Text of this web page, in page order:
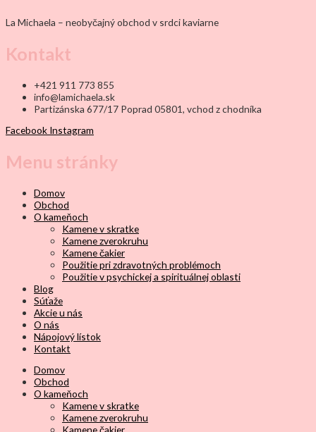
La Michaela – neobyčajný obchod v srdci kaviarne
Kontakt
+421 911 773 855
info@lamichaela.sk
Partizánska 677/17 Poprad 05801, vchod z chodníka
Facebook Instagram
Menu stránky
Domov
Obchod
O kameňoch
Kamene v skratke
Kamene zverokruhu
Kamene čakier
Použitie pri zdravotných problémoch
Použitie v psychickej a spirituálnej oblasti
Blog
Súťaže
Akcie u nás
O nás
Nápojový lístok
Kontakt
Domov
Obchod
O kameňoch
Kamene v skratke
Kamene zverokruhu